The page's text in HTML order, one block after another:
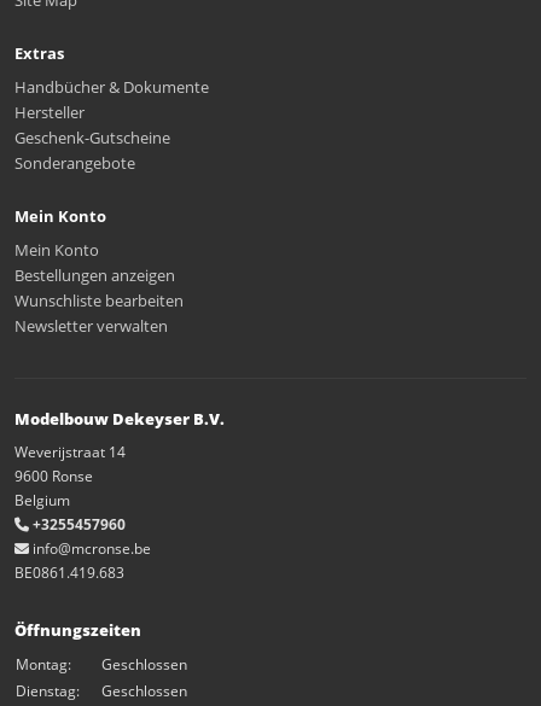
Extras
Handbücher & Dokumente
Hersteller
Geschenk-Gutscheine
Sonderangebote
Mein Konto
Mein Konto
Bestellungen anzeigen
Wunschliste bearbeiten
Newsletter verwalten
Modelbouw Dekeyser B.V.
Weverijstraat 14
9600 Ronse
Belgium
+3255457960
info@mcronse.be
BE0861.419.683
Öffnungszeiten
Montag:
Geschlossen
Dienstag:
Geschlossen